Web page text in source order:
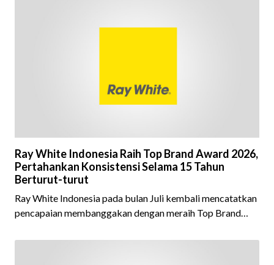
Ray White Indonesia Raih Top Brand Award 2026,
Pertahankan Konsistensi Selama 15 Tahun
Berturut-turut
Ray White Indonesia pada bulan Juli kembali mencatatkan
pencapaian membanggakan dengan meraih Top Brand
ini menjadi semakin istimewa karena Ray White Indonesia